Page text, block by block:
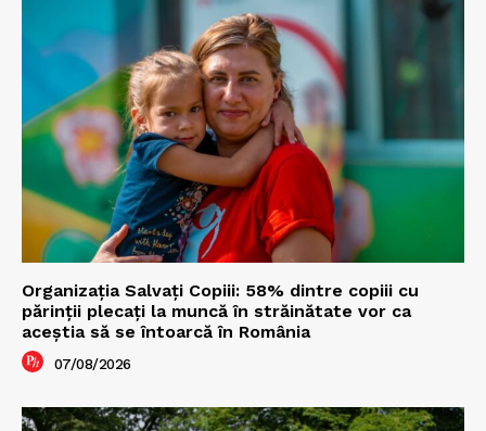
Organizația Salvați Copiii: 58% dintre copiii cu
părinții plecați la muncă în străinătate vor ca
aceștia să se întoarcă în România
07/08/2026